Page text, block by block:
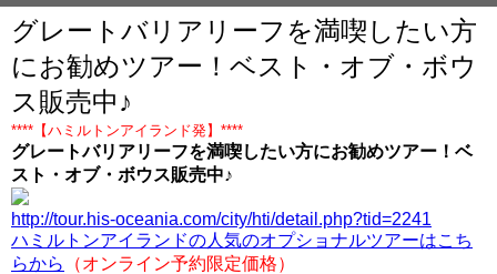
グレートバリアリーフを満喫したい方
にお勧めツアー！ベスト・オブ・ボウ
ス販売中♪
****【ハミルトンアイランド発】****
グレートバリアリーフを満喫したい方にお勧めツアー！ベ
スト・オブ・ボウス販売中♪
http://tour.his-oceania.com/city/hti/detail.php?tid=2241
ハミルトンアイランドの人気のオプショナルツアーはこち
らから
（オンライン予約限定価格）